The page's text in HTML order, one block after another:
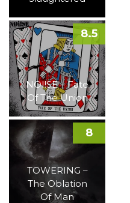
NOI!SE – Fate
Of The Union
8.5
TOWERING –
The Oblation
Of Man
8